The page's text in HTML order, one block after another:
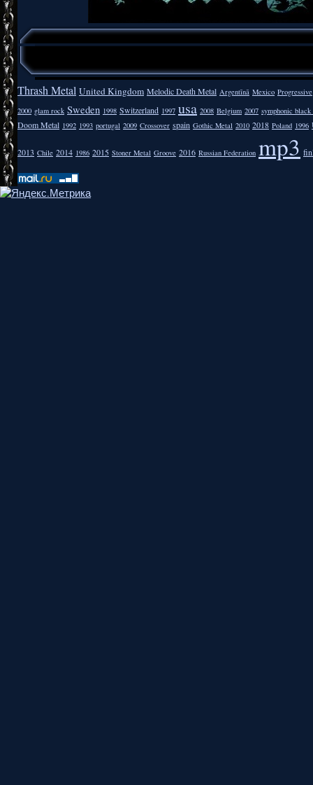
Thrash Metal United Kingdom Melodic Death Metal Argentīnā Mexico Progressive
2000 glam rock Sweden 1998 Switzerland 1997 usa 2008 Belgium 2007 symphonic
Doom Metal 1992 1993 portugal 2009 Crossover spain Gothic Metal 2010 2018 Poland 1996
2013 Chile 2014 1986 2015 Stoner Metal Groove 2016 Russian Federation mp3